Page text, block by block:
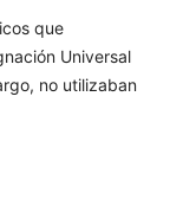
que
Universal
no utilizaban